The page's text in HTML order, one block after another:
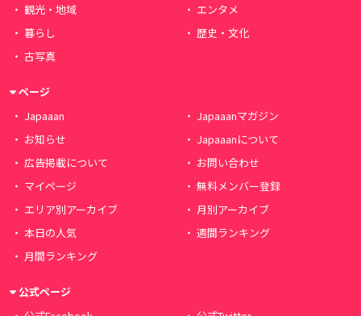
観光・地域
エンタメ
暮らし
歴史・文化
古写真
ページ
Japaaan
Japaaanマガジン
お知らせ
Japaaanについて
広告掲載について
お問い合わせ
マイページ
無料メンバー登録
エリア別アーカイブ
月別アーカイブ
本日の人気
週間ランキング
月間ランキング
公式ページ